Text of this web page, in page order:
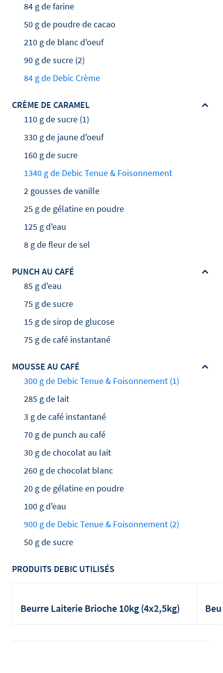
84 g de farine
50 g de poudre de cacao
210 g de blanc d'oeuf
90 g de sucre (2)
84 g de Debic Crème
CRÈME DE CARAMEL
110 g de sucre (1)
330 g de jaune d'oeuf
160 g de sucre
1340 g de Debic Tenue & Foisonnement
2 gousses de vanille
25 g de gélatine en poudre
125 g d'eau
8 g de fleur de sel
PUNCH AU CAFÉ
85 g d'eau
75 g de sucre
15 g de sirop de glucose
75 g de café instantané
MOUSSE AU CAFÉ
300 g de Debic Tenue & Foisonnement (1)
285 g de lait
3 g de café instantané
70 g de punch au café
30 g de chocolat au lait
260 g de chocolat blanc
20 g de gélatine en poudre
100 g d'eau
900 g de Debic Tenue & Foisonnement (2)
50 g de sucre
PRODUITS DEBIC UTILISÉS
Beurre Laiterie Brioche 10kg (4x2,5kg)